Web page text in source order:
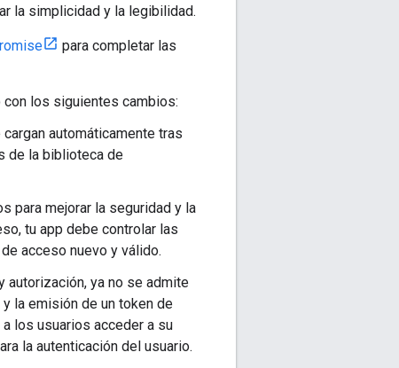
la simplicidad y la legibilidad.
para completar las
con los siguientes cambios:
automáticamente tras
de la biblioteca de
para mejorar la seguridad y la
tu app debe controlar las
acceso nuevo y válido.
autorización, ya no se admite
la emisión de un token de
los usuarios acceder a su
la autenticación del usuario.